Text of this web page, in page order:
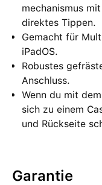
mechanismus
direktes Tippen.
Gemacht für
iPadOS.
Robustes
Anschluss.
Wenn du mit
sich zu einem
und Rückseite
Garantie